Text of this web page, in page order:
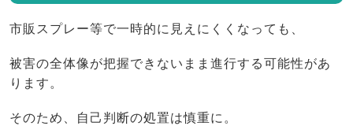
市販スプレー等で一時的に見えにくくなっても、
被害の全体像が把握できないまま進行する可能性があ
ります。
そのため、自己判断の処置は慎重に。